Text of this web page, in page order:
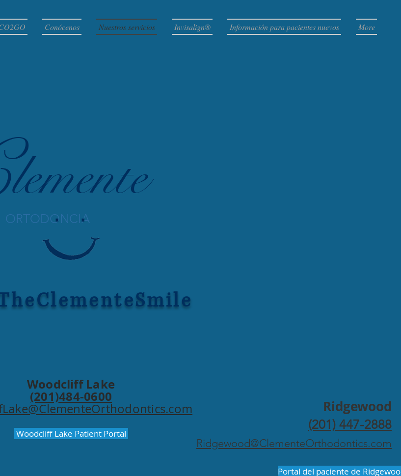
Conócenos Nuestros servicios Invisalign® Información para pacientes nuevos More
lemente
ORTODONCIA
. .
Woodcliff Lake
(201)484-0600
Woodcliff Lake Patient Portal
Ridgewood
(201) 447-2888
Ridgewood@ClementeOrthodontics.com
Portal del paciente de